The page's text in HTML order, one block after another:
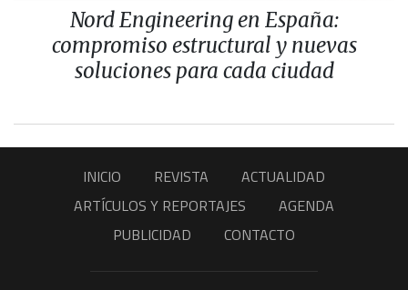
Nord Engineering en España:
compromiso estructural y nuevas
soluciones para cada ciudad
INICIO REVISTA
ACTUALIDAD
ARTÍCULOS Y REPORTAJES
AGENDA
PUBLICIDAD
CONTACTO